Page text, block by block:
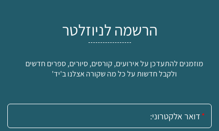
הרשמה לניוזלטר
מוזמנים להתעדכן על אירועים, קורסים, סיורים, ספרים חדשים
ולקבל חדשות על כל מה שקורה אצלנו ב'יד'
אימייל: